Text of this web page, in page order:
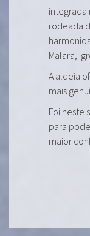
integrada
rodeada
Malara,
A aldeia
mais
Foi neste
para
maior